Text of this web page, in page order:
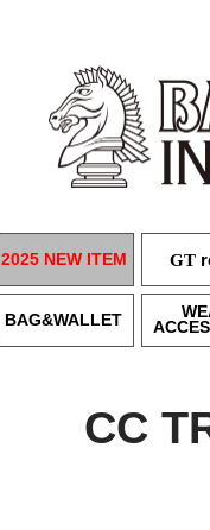
2025 NEW ITEM GT
BAG&WALLET
CC